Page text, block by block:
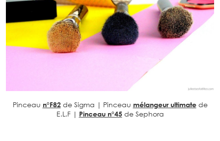
Pinceau n°F82de Sigma | Pinceau mélangeur ultimatede
E.L.F | Pinceau n°45de Sephora